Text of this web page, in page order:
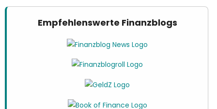
Empfehlenswerte Finanzblogs